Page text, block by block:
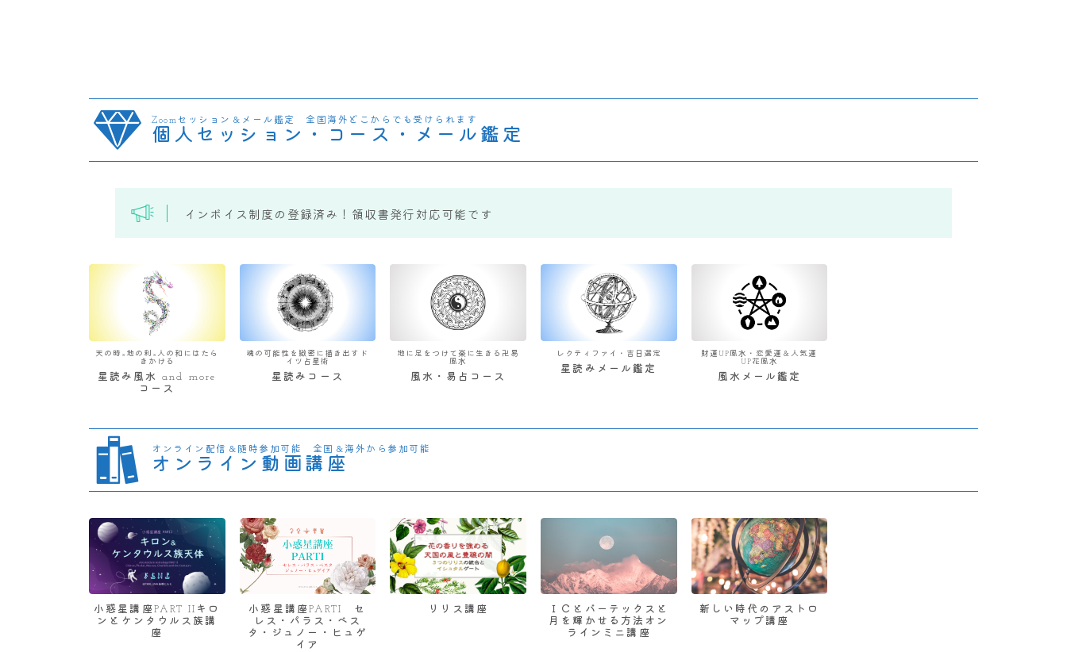
Zoomセッション＆メール鑑定 全国海外どこからでも受けられます
個人セッション・コース・メール鑑定
インボイス制度の登録済み！領収書発行対応可能です
天の時×地の利×人の和にはたら
きかける
星読み風水 and more
コース
魂の可能性を緻密に描き出すド
イツ占星術
星読みコース
地に足をつけて楽に生きる卍易
風水
風水・易占コース
レクティファイ・吉日選定
星読みメール鑑定
財運UP風水・恋愛運＆人気運
UP花風水
風水メール鑑定
オンライン配信＆随時参加可能 全国＆海外から参加可能
オンライン動画講座
小惑星講座PART IIキロ
ンとケンタウルス族講
座
小惑星講座PARTI セ
レス・パラス・ベス
タ・ジュノー・ヒュゲ
イア
リリス講座
ＩＣとバーテックスと
月を輝かせる方法オン
ラインミニ講座
新しい時代のアストロ
マップ講座